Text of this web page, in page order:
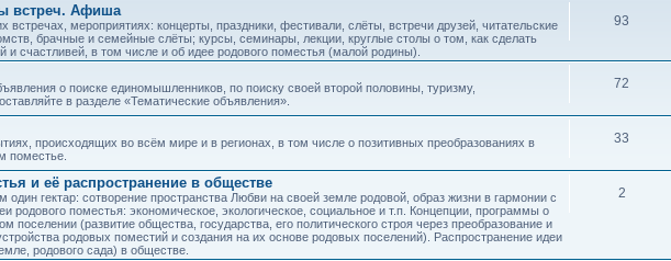
встреч. Афиша
мероприятиях: концерты, праздники, фестивали, слёты, встречи друзей, читательские
брачные и семейные слёты; курсы, семинары, лекции, круглые столы о том, как сделать
и счастливей, в том числе и об идее родового поместья (малой родины).
93
о поиске единомышленников, по поиску своей второй половины, туризму,
в разделе «Тематические объявления».
72
происходящих во всём мире и в регионах, в том числе о позитивных преобразованиях в
поместье.
33
и её распространение в обществе
один гектар: сотворение пространства Любви на своей земле родовой, образ жизни в гармонии с
родового поместья: экономическое, экологическое, социальное и т.п. Концепции, программы о
поселении (развитие общества, государства, его политического строя через преобразование и
родовых поместий и создания на их основе родовых поселений). Распространение идеи
родового сада) в обществе.
2